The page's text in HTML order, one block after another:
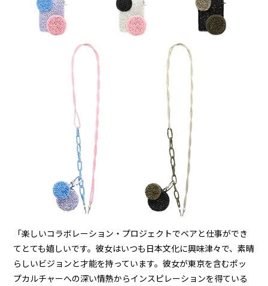
「楽しいコラボレーション・プロジェクトでベアと仕事ができ
てとても嬉しいです。彼女はいつも日本文化に興味津々で、素晴
らしいビジョンと才能を持っています。彼女が東京を含むポッ
プカルチャーへの深い情熱からインスピレーションを得ている